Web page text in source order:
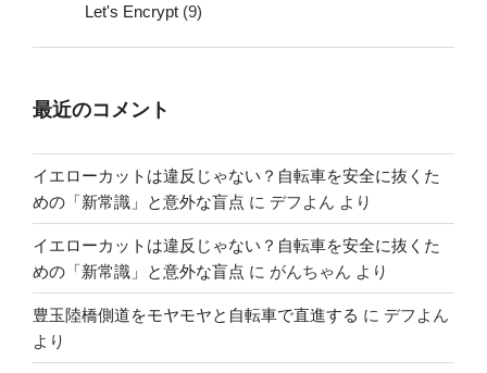
Let's Encrypt (9)
最近のコメント
イエローカットは違反じゃない？自転車を安全に抜くた
めの「新常識」と意外な盲点 に デフよん より
イエローカットは違反じゃない？自転車を安全に抜くた
めの「新常識」と意外な盲点 に がんちゃん より
豊玉陸橋側道をモヤモヤと自転車で直進する に デフよん
より